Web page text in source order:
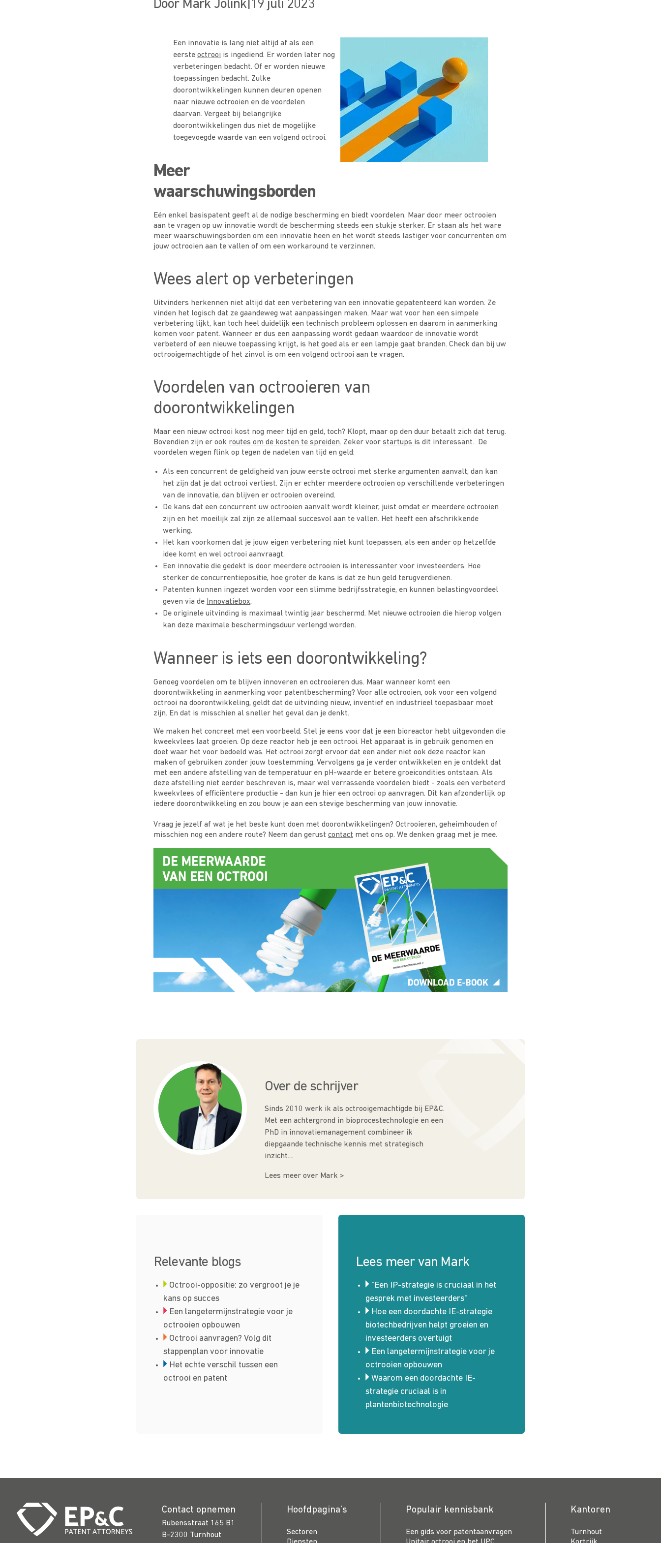
Door Mark Jolink 19 juli 2023
Een innovatie is lang niet altijd af als een
eerste octrooi is ingediend. Er worden later nog
verbeteringen bedacht. Of er worden nieuwe
toepassingen bedacht. Zulke
doorontwikkelingen kunnen deuren openen
naar nieuwe octrooien en de voordelen
daarvan. Vergeet bij belangrijke
doorontwikkelingen dus niet de mogelijke
toegevoegde waarde van een volgend octrooi.
Meer
waarschuwingsborden
Eén enkel basispatent geeft al de nodige bescherming en biedt voordelen. Maar door meer octrooien
aan te vragen op uw innovatie wordt de bescherming steeds een stukje sterker. Er staan als het ware
meer waarschuwingsborden om een innovatie heen en het wordt steeds lastiger voor concurrenten om
jouw octrooien aan te vallen of om een workaround te verzinnen.
Wees alert op verbeteringen
Uitvinders herkennen niet altijd dat een verbetering van een innovatie gepatenteerd kan worden. Ze
vinden het logisch dat ze gaandeweg wat aanpassingen maken. Maar wat voor hen een simpele
verbetering lijkt, kan toch heel duidelijk een technisch probleem oplossen en daarom in aanmerking
komen voor patent. Wanneer er dus een aanpassing wordt gedaan waardoor de innovatie wordt
verbeterd of een nieuwe toepassing krijgt, is het goed als er een lampje gaat branden. Check dan bij uw
octrooigemachtigde of het zinvol is om een volgend octrooi aan te vragen.
Voordelen van octrooieren van
doorontwikkelingen
Maar een nieuw octrooi kost nog meer tijd en geld, toch? Klopt, maar op den duur betaalt zich dat terug.
Bovendien zijn er ook routes om de kosten te spreiden. Zeker voor startups is dit interessant. De
voordelen wegen flink op tegen de nadelen van tijd en geld:
Als een concurrent de geldigheid van jouw eerste octrooi met sterke argumenten aanvalt, dan kan
het zijn dat je dat octrooi verliest. Zijn er echter meerdere octrooien op verschillende verbeteringen
van de innovatie, dan blijven er octrooien overeind.
De kans dat een concurrent uw octrooien aanvalt wordt kleiner, juist omdat er meerdere octrooien
zijn en het moeilijk zal zijn ze allemaal succesvol aan te vallen. Het heeft een afschrikkende
werking.
Het kan voorkomen dat je jouw eigen verbetering niet kunt toepassen, als een ander op hetzelfde
idee komt en wel octrooi aanvraagt.
Een innovatie die gedekt is door meerdere octrooien is interessanter voor investeerders. Hoe
sterker de concurrentiepositie, hoe groter de kans is dat ze hun geld terugverdienen.
Patenten kunnen ingezet worden voor een slimme bedrijfsstrategie, en kunnen belastingvoordeel
geven via de Innovatiebox.
De originele uitvinding is maximaal twintig jaar beschermd. Met nieuwe octrooien die hierop volgen
kan deze maximale beschermingsduur verlengd worden.
Wanneer is iets een doorontwikkeling?
Genoeg voordelen om te blijven innoveren en octrooieren dus. Maar wanneer komt een
doorontwikkeling in aanmerking voor patentbescherming? Voor alle octrooien, ook voor een volgend
octrooi na doorontwikkeling, geldt dat de uitvinding nieuw, inventief en industrieel toepasbaar moet
zijn. En dat is misschien al sneller het geval dan je denkt.
We maken het concreet met een voorbeeld. Stel je eens voor dat je een bioreactor hebt uitgevonden die
kweekvlees laat groeien. Op deze reactor heb je een octrooi. Het apparaat is in gebruik genomen en
doet waar het voor bedoeld was. Het octrooi zorgt ervoor dat een ander niet ook deze reactor kan
maken of gebruiken zonder jouw toestemming. Vervolgens ga je verder ontwikkelen en je ontdekt dat
met een andere afstelling van de temperatuur en pH-waarde er betere groeicondities ontstaan. Als
deze afstelling niet eerder beschreven is, maar wel verrassende voordelen biedt - zoals een verbeterd
kweekvlees of efficiëntere productie - dan kun je hier een octrooi op aanvragen. Dit kan afzonderlijk op
iedere doorontwikkeling en zou bouw je aan een stevige bescherming van jouw innovatie.
Vraag je jezelf af wat je het beste kunt doen met doorontwikkelingen? Octrooieren, geheimhouden of
misschien nog een andere route? Neem dan gerust contact met ons op. We denken graag met je mee.
Over de schrijver
Sinds 2010 werk ik als octrooigemachtigde bij EP&C.
Met een achtergrond in bioprocestechnologie en een
PhD in innovatiemanagement combineer ik
diepgaande technische kennis met strategisch
inzicht....
Lees meer over Mark >
Relevante blogs
Octrooi-oppositie: zo vergroot je je
kans op succes
Een langetermijnstrategie voor je
octrooien opbouwen
Octrooi aanvragen? Volg dit
stappenplan voor innovatie
Het echte verschil tussen een
octrooi en patent
Lees meer van Mark
"Een IP-strategie is cruciaal in het
gesprek met investeerders"
Hoe een doordachte IE-strategie
biotechbedrijven helpt groeien en
investeerders overtuigt
Een langetermijnstrategie voor je
octrooien opbouwen
Waarom een doordachte IE-
strategie cruciaal is in
plantenbiotechnologie
Contact opnemen
Rubensstraat 165 B1
B-2300 Turnhout
Hoofdpagina’s
Sectoren
Populair kennisbank
Een gids voor patentaanvragen
Kantoren
Turnhout